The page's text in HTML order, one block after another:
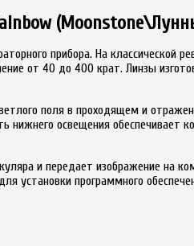
прибора. На классической
от 40 до 400 крат. Линзы
поля в проходящем и
освещения обеспечивает
и передает изображение на
установки программного